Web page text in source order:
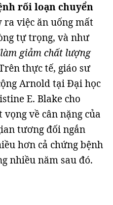
rối loạn chuyển
ra việc ăn uống mất
tự trọng, và như
giảm chất lượng
thực tế, giáo sư
Arnold tại Đại học
E. Blake cho
về cân nặng của
tương đối ngắn
hơn cả chứng bệnh
nhiều năm sau đó.